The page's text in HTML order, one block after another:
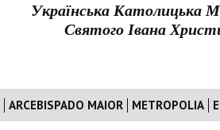
Українська Католицька
Святого Івана
ARCEBISPADO MAIOR METROPOLIA